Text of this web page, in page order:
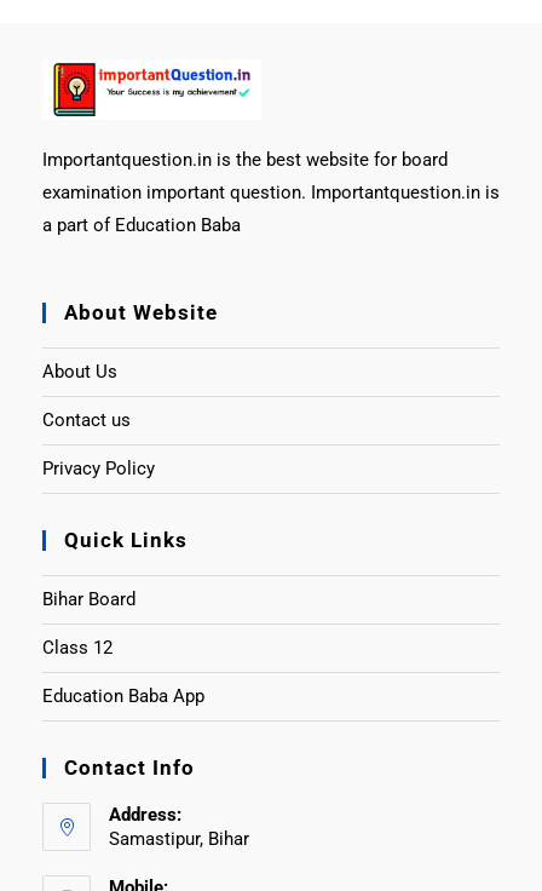
Importantquestion.in is the best website for board
examination important question. Importantquestion.in is
a part of Education Baba
About Website
About Us
Contact us
Privacy Policy
Quick Links
Bihar Board
Class 12
Education Baba App
Contact Info
Address:
Samastipur, Bihar